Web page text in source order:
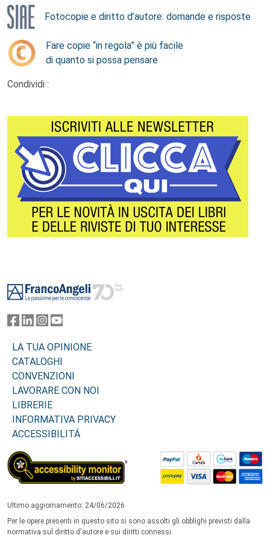
Fotocopie e diritto d’autore: domande e risposte
Fare copie “in regola” è più facile
di quanto si possa pensare
Condividi :
LA TUA OPINIONE
CATALOGHI
CONVENZIONI
LAVORARE CON NOI
LIBRERIE
INFORMATIVA PRIVACY
ACCESSIBILITÁ
Ultimo aggiornamento: 24/06/2026
Per le opere presenti in questo sito si sono assolti gli obblighi previsti dalla
normativa sul diritto d'autore e sui diritti connessi.